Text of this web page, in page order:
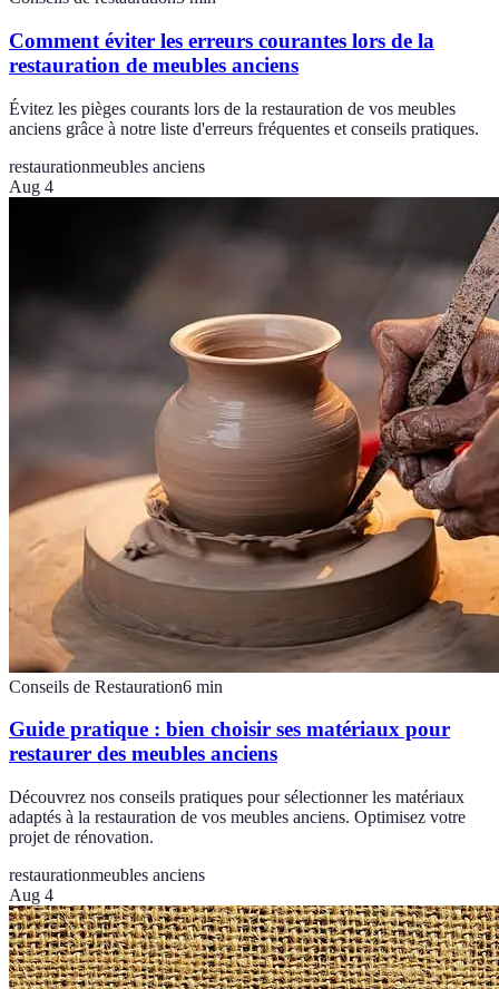
Comment éviter les erreurs courantes lors de la
restauration de meubles anciens
Évitez les pièges courants lors de la restauration de vos meubles
anciens grâce à notre liste d'erreurs fréquentes et conseils pratiques.
restaurationmeubles anciens
Aug 4
Conseils de Restauration6 min
Guide pratique : bien choisir ses matériaux pour
restaurer des meubles anciens
Découvrez nos conseils pratiques pour sélectionner les matériaux
adaptés à la restauration de vos meubles anciens. Optimisez votre
projet de rénovation.
restaurationmeubles anciens
Aug 4